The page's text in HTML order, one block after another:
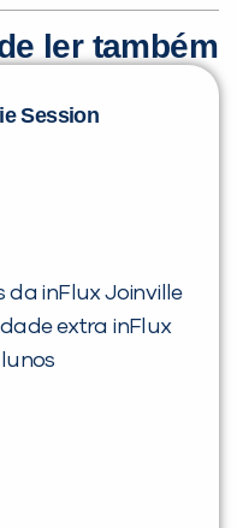
ler também
Session
da inFlux Joinville
extra inFlux